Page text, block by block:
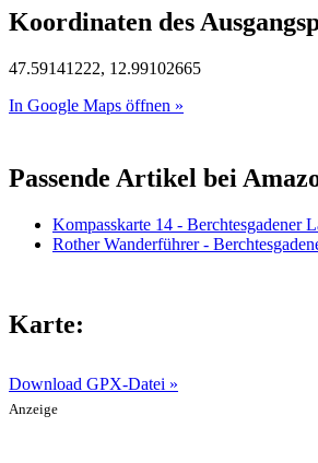
Koordinaten des
47.59141222, 12.99102665
In Google Maps öffnen »
Passende Artikel bei
Kompasskarte 14 - Berchtesgadener
Rother Wanderführer -
Karte:
Download GPX-Datei »
Anzeige